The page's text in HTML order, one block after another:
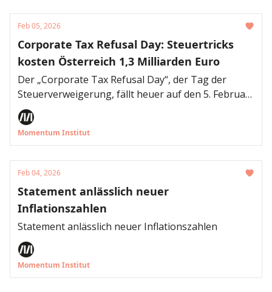
aktuelle Budgetloch unter anderem durch harte
aufgebessert werden soll, bleiben Extremreiche
weiterhin unterbesteuert. Das Momentum Institut
weist in einer Aussendung darauf hin, dass mit
einer Erbschaftssteuer gezielt die allerreichsten
Haushalte in Österreich einen gerechteren Beitrag
leisten können.
Feb 05, 2026
Corporate Tax Refusal Day: Steuertricks
kosten Österreich 1,3 Milliarden Euro
Der „Corporate Tax Refusal Day“, der Tag der
Steuerverweigerung, fällt heuer auf den 5. Februar.
Am Donnerstag ist der erste Tag des Jahres, ab
dem multinationale Unternehmen, die in Österreich
tätig sind, aufs Jahr gerechnet Steuern auf ihre
Besteuerung in Österreich, indem sie ihre
Niedrigsteuerländer verschieben. Durch die
Verschiebung von Konzerngewinnen in
Steuersümpfe entgehen Österreich allein 2025
rund 1,3 Milliarden Euro an Einnahmen, wie eine
Analyse des Momentum Instituts zeigt.
Momentum Institut
Feb 04, 2026
Statement anlässlich neuer
Inflationszahlen
Statement anlässlich neuer Inflationszahlen
Momentum Institut